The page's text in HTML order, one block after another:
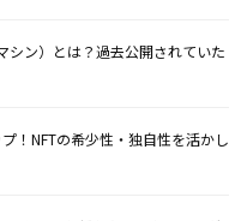
シン）とは？過去公開されていた
！NFTの希少性・独自性を活かし